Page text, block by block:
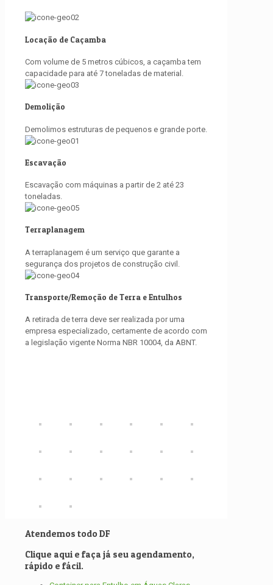
Locação de Caçamba
Com volume de 5 metros cúbicos, a caçamba tem
capacidade para até 7 toneladas de material.
Demolição
Demolimos estruturas de pequenos e grande porte.
Escavação
Escavação com máquinas a partir de 2 até 23
toneladas.
Terraplanagem
A terraplanagem é um serviço que garante a
segurança dos projetos de construção civil.
Transporte/Remoção de Terra e Entulhos
A retirada de terra deve ser realizada por uma
empresa especializado, certamente de acordo com
a legislação vigente Norma NBR 10004, da ABNT.
Atendemos todo DF
Clique aqui e faça já seu agendamento,
rápido e fácil.